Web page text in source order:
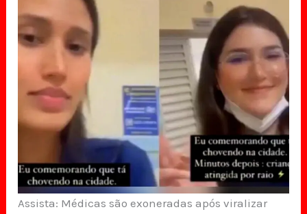
Assista: Médicas são exoneradas após viralizar